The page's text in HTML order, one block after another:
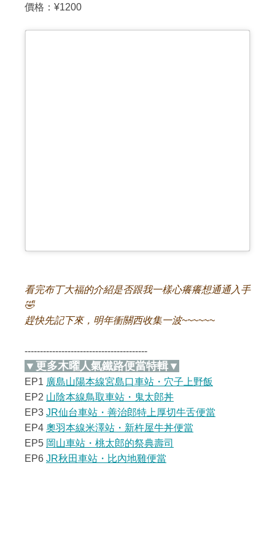
價格：¥1200
看完布丁大福的介紹是否跟我一樣心癢癢想通通入手
🤣
趕快先記下來，明年衝關西收集一波~~~~~~
----------------------------------------
▼更多木曜人氣鐵路便當特輯▼
EP1 廣島山陽本線宮島口車站・穴子上野飯
EP2 山陰本線鳥取車站・鬼太郎丼
EP3 JR仙台車站・善治郎特上厚切牛舌便當
EP4 奧羽本線米澤站・新杵屋牛丼便當
EP5 岡山車站・桃太郎的祭典壽司
EP6 JR秋田車站・比內地雞便當